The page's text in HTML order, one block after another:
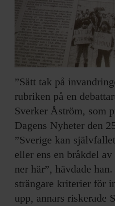
PRENUMERERA PÅ
ANNONSERA I F&F
OM F&F
”Sätt tak på
rubriken på en
Sverker Åström, som
Dagens Nyheter den
”Sverige kan
eller ens en bråkdel
ner här”, hävdade
strängare kriterier för
upp, annars riskerade